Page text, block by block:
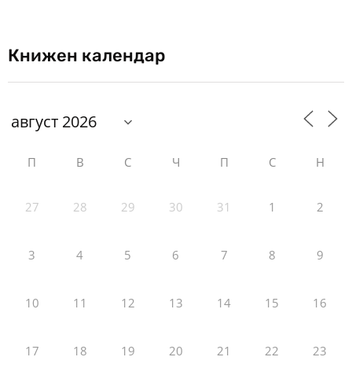
Книжен календар
П В С Ч П С Н
27 28 29 30 31 1 2
3 4 5 6 7 8 9
10 11 12 13 14 15 16
17 18 19 20 21 22 23